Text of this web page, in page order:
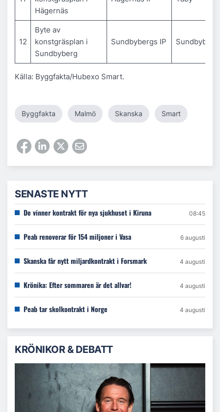
Hägernäs
12
Byte av
konstgräsplan i
Sundbyberg
Sundbybergs IP Sundbyberg
Källa: Byggfakta/Hubexo Smart.
Byggfakta Malmö Skanska Smart
SENASTE NYTT
De vinner kontrakt för nya sjukhuset i Kiruna 08:45
Peab renoverar för 154 miljoner i Vasa 6 augusti
Skanska får nytt miljardkontrakt i Forsmark 4 augusti
Krönika: Efter sommaren är det allvar! 4 augusti
Peab tar skolkontrakt i Norge 4 augusti
KRÖNIKOR & DEBATT